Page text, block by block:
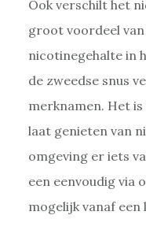
Ook verschilt het
groot voordeel
nicotinegehalte in
de zweedse snus
merknamen. Het
laat genieten van
omgeving er iets
een eenvoudig via
mogelijk vanaf een